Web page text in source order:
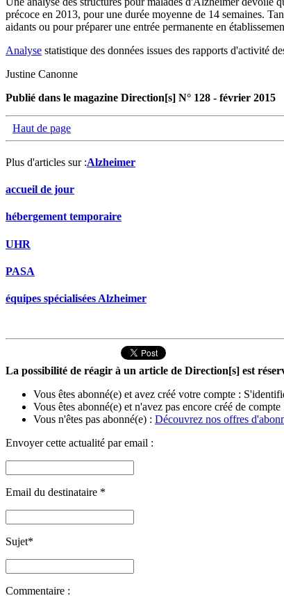
précoce en 2013, pour une durée moyenne de 14 semaines.
aidants ou pour préparer une entrée permanente en
Analyse statistique des données issues des rapports d'activité
Justine Canonne
Publié dans le magazine Direction[s] N° 128 - février 2015
Haut de page
Plus d'articles sur :Alzheimer
accueil de jour
hébergement temporaire
UHR
PASA
équipes spécialisées Alzheimer
La possibilité de réagir à un article de Direction[s] est
Vous êtes abonné(e) et avez créé votre compte :
Vous êtes abonné(e) et n'avez pas encore créé de compte
Vous n'êtes pas abonné(e) : Découvrez nos offres
Envoyer cette actualité par email :
Email du destinataire *
Sujet*
Commentaire :